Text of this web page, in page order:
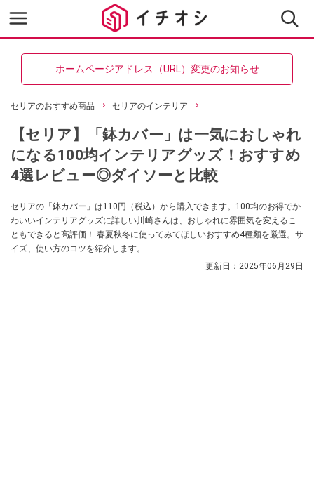
ホームページアドレス（URL）変更のお知らせ
セリアのおすすめ商品 セリアのインテリア
【セリア】「鉢カバー」は一気におしゃれ
になる100均インテリアグッズ！おすすめ
4選レビュー◎ダイソーと比較
セリアの「鉢カバー」は110円（税込）から購入できます。100均のお得でか
わいいインテリアグッズに詳しい川崎さんは、おしゃれに雰囲気を変えるこ
ともできると高評価！ 春夏秋冬に使ってみてほしいおすすめ4種類を厳選。サ
イズ、使い方のコツを紹介します。
更新日： 2025年06月29日